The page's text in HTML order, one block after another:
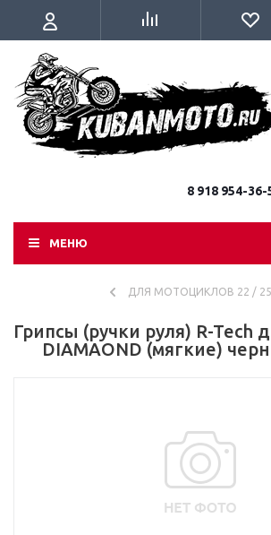
8 918 954-36-
МЕНЮ
ДЛЯ МОТОЦИКЛОВ 22 /
Грипсы (ручки руля) R-Tech
DIAMAOND (мягкие)